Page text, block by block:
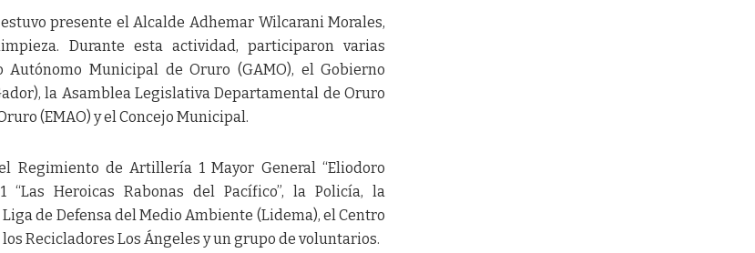
presente el Alcalde Adhemar Wilcarani Morales,
Durante esta actividad, participaron varias
Municipal de Oruro (GAMO), el Gobierno
la Asamblea Legislativa Departamental de Oruro
(EMAO) y el Concejo Municipal.
Regimiento de Artillería 1 Mayor General “Eliodoro
“Las Heroicas Rabonas del Pacífico”, la Policía, la
de Defensa del Medio Ambiente (Lidema), el Centro
los Recicladores Los Ángeles y un grupo de voluntarios.